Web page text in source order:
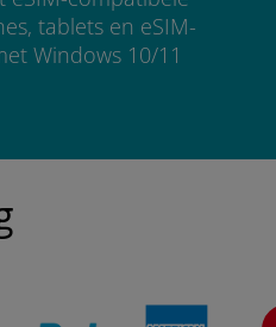
tablets en eSIM-
Windows 10/11